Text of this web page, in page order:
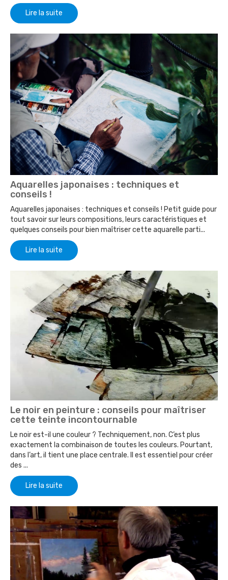
Lire la suite
Aquarelles japonaises : techniques et
conseils !
Aquarelles japonaises : techniques et conseils ! Petit guide pour
tout savoir sur leurs compositions, leurs caractéristiques et
quelques conseils pour bien maîtriser cette aquarelle parti...
Lire la suite
Le noir en peinture : conseils pour maîtriser
cette teinte incontournable
Le noir est-il une couleur ? Techniquement, non. C’est plus
exactement la combinaison de toutes les couleurs. Pourtant,
dans l’art, il tient une place centrale. Il est essentiel pour créer
des ...
Lire la suite